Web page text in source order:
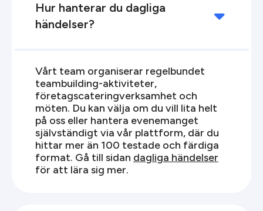
Hur hanterar du dagliga
händelser?

Vårt team organiserar regelbundet
teambuilding-aktiviteter,
företagscateringverksamhet och
möten. Du kan välja om du vill lita helt
på oss eller hantera evenemanget
självständigt via vår plattform, där du
hittar mer än 100 testade och färdiga
format. Gå till sidan dagliga händelser
för att lära sig mer.